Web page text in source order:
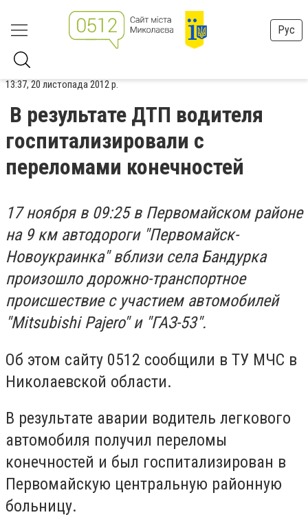
Рус
13:37, 20 листопада 2012 р.
В результате ДТП водителя
госпитализировали с
переломами конечностей
17 ноября в 09:25 в Первомайском районе
на 9 км автодороги "Первомайск-
Новоукраинка" вблизи села Бандурка
произошло дорожно-транспортное
происшествие с участием автомобилей
"Mitsubishi Pajero" и "ГАЗ-53".
Об этом сайту 0512 сообщили в ТУ МЧС в
Николаевской области.
В результате аварии водитель легкового
автомобиля получил переломы
конечностей и был госпитализирован в
Первомайскую центральную районную
больницу.